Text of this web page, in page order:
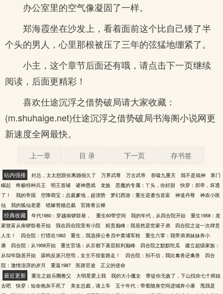
办公室里的空气像凝固了一样。
郑海霞坐在沙发上，看着面前这个比自己矮了半
个头的男人，心里那根被压了三年的弦猛地绷紧了。
小主，这个章节后面还有哦，请点击下一页继续
阅读，后面更精彩！
喜欢仕途沉浮之借势破局请大家收藏：
(m.shuhaige.net)仕途沉浮之借势破局书海阁小说网更
新速度全网最快。
上一章 目 录 下一页 存书签
站内强推 封总，太太想跟你离婚很久了 万界武尊 万古武帝 吞噬九重天 我不是戏神
寒门
崛起
终极特种兵王 明王首辅 诸神愚戏 龙族 恶魔的专属：丫头，你好甜
快穿：邪帝，坏透
了！
我的帝国 空降萌宝：总裁爹地，超强势 梦幻西游：重生逆袭当首富 神道丹尊
神农小医
仙
我的狐仙老婆 错嫁替婚总裁 官路青云梯
经典收藏 年代1960：穿越南锣鼓巷， 重生60带空间 我的年代，从四合院开始
重生1958：发
家致富从南锣鼓巷开始
我在四合院里有小院 权贵巅峰：我居然是世家子弟
四合院之这一次肆意
人生！
四合院：打猎在1962 重生，我选择公务员中黄埔军校
重生六零：我带弟弟妹妹奔小
康
四合院：从1958开始 重生官场：从京都下基层权利巅峰 四合院之默默吃瓜
建立超级家族：
从52年隐居开始
舔狗反派只想苟，女主不按套路走！ 四合院：别不信，我比禽兽还禽兽
四合
院：激情澎湃的岁月
重返1987 医路官途 正义的使命
最近更新 重生之娱乐圈教父 大明星爱上我 我的大小魔女
孽徒你无敌了，下山找你七个师姐
去吧
快穿：短命炮灰不死了 美女总裁，请上车 五十年代：带着随身空间进城奔小康
甩我是